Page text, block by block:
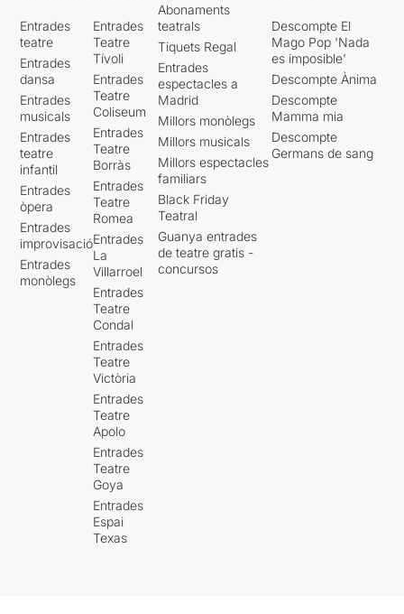
Entrades
teatre
Entrades
dansa
Entrades
musicals
Entrades
teatre
infantil
Entrades
òpera
Entrades
improvisació
Entrades
monòlegs
Entrades
Teatre
Tívoli
Entrades
Teatre
Coliseum
Entrades
Teatre
Borràs
Entrades
Teatre
Romea
Entrades
La
Villarroel
Entrades
Teatre
Condal
Entrades
Teatre
Victòria
Entrades
Teatre
Apolo
Entrades
Teatre
Goya
Entrades
Espai
Texas
Abonaments
teatrals
Tiquets Regal
Entrades
espectacles a
Madrid
Millors monòlegs
Millors musicals
Millors espectacles
familiars
Black Friday
Teatral
Guanya entrades
de teatre gratis -
concursos
Descompte El
Mago Pop 'Nada
es imposible'
Descompte Ànima
Descompte
Mamma mia
Descompte
Germans de sang